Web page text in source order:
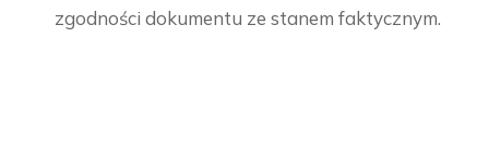
zgodności dokumentu ze stanem faktycznym.